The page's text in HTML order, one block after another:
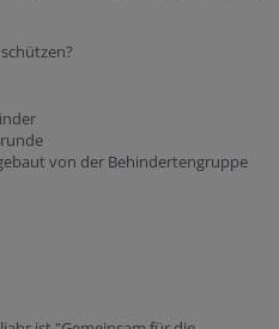
von der Behindertengruppe